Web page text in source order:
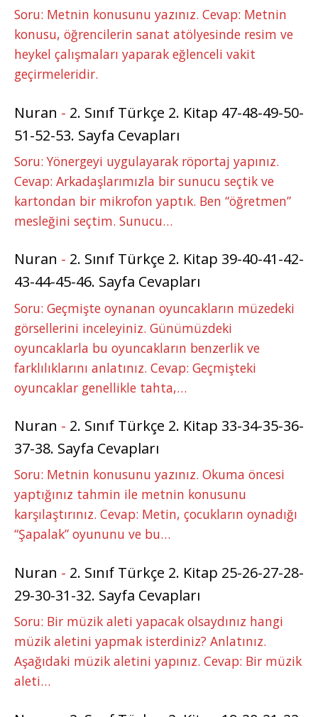
Soru: Metnin konusunu yazınız. Cevap: Metnin
konusu, öğrencilerin sanat atölyesinde resim ve
heykel çalışmaları yaparak eğlenceli vakit
geçirmeleridir.
Nuran - 2. Sınıf Türkçe 2. Kitap 47-48-49-50-
51-52-53. Sayfa Cevapları
Soru: Yönergeyi uygulayarak röportaj yapınız.
Cevap: Arkadaşlarımızla bir sunucu seçtik ve
kartondan bir mikrofon yaptık. Ben “öğretmen”
mesleğini seçtim. Sunucu…
Nuran - 2. Sınıf Türkçe 2. Kitap 39-40-41-42-
43-44-45-46. Sayfa Cevapları
Soru: Geçmişte oynanan oyuncakların müzedeki
görsellerini inceleyiniz. Günümüzdeki
oyuncaklarla bu oyuncakların benzerlik ve
farklılıklarını anlatınız. Cevap: Geçmişteki
oyuncaklar genellikle tahta,…
Nuran - 2. Sınıf Türkçe 2. Kitap 33-34-35-36-
37-38. Sayfa Cevapları
Soru: Metnin konusunu yazınız. Okuma öncesi
yaptığınız tahmin ile metnin konusunu
karşılaştırınız. Cevap: Metin, çocukların oynadığı
“Şapalak” oyununu ve bu…
Nuran - 2. Sınıf Türkçe 2. Kitap 25-26-27-28-
29-30-31-32. Sayfa Cevapları
Soru: Bir müzik aleti yapacak olsaydınız hangi
müzik aletini yapmak isterdiniz? Anlatınız.
Aşağıdaki müzik aletini yapınız. Cevap: Bir müzik
aleti…